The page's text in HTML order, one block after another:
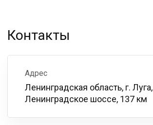
Контакты
Адрес
Ленинградская область, г. Луга,
Ленинградское шоссе, 137 км